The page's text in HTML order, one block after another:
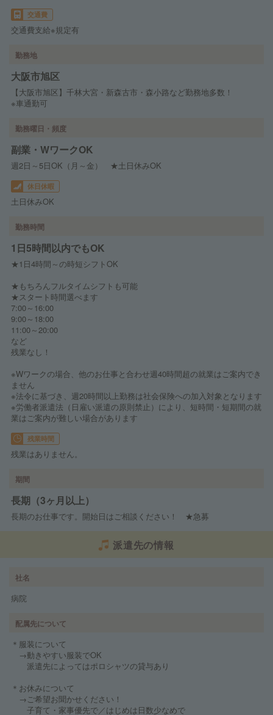
交通費
交通費支給※規定有
勤務地
大阪市旭区
【大阪市旭区】千林大宮・新森古市・森小路など勤務地多数！
※車通勤可
勤務曜日・頻度
副業・WワークOK
週2日～5日OK（月～金） ★土日休みOK
休日休暇
土日休みOK
勤務時間
1日5時間以内でもOK
★1日4時間～の時短シフトOK
★もちろんフルタイムシフトも可能
★スタート時間選べます
7:00～16:00
9:00～18:00
11:00～20:00
など
残業なし！
※Wワークの場合、他のお仕事と合わせ週40時間超の就業はご案内でき
ません
※法令に基づき、週20時間以上勤務は社会保険への加入対象となります
※労働者派遣法（日雇い派遣の原則禁止）により、短時間・短期間の就
業はご案内が難しい場合があります
残業時間
残業はありません。
期間
長期（3ヶ月以上）
長期のお仕事です。開始日はご相談ください！ ★急募
派遣先の情報
社名
病院
配属先について
＊服装について
→動きやすい服装でOK
派遣先によってはポロシャツの貸与あり
＊お休みについて
→ご希望お聞かせください！
子育て・家事優先で／はじめは日数少なめで